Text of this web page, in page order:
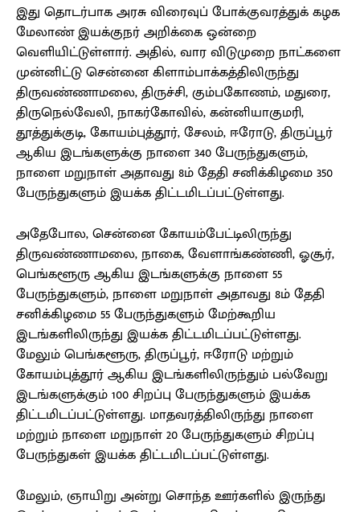
இது தொடர்பாக அரசு விரைவுப் போக்குவரத்துக் கழக
மேலாண் இயக்குநர் அறிக்கை ஒன்றை
வெளியிட்டுள்ளார். அதில், வார விடுமுறை நாட்களை
முன்னிட்டு சென்னை கிளாம்பாக்கத்திலிருந்து
திருவண்ணாமலை, திருச்சி, கும்பகோணம், மதுரை,
திருநெல்வேலி, நாகர்கோவில், கன்னியாகுமரி,
தூத்துக்குடி, கோயம்புத்தூர், சேலம், ஈரோடு, திருப்பூர்
ஆகிய இடங்களுக்கு நாளை 340 பேருந்துகளும்,
நாளை மறுநாள் அதாவது 8ம் தேதி சனிக்கிழமை 350
பேருந்துகளும் இயக்க திட்டமிடப்பட்டுள்ளது.
அதேபோல, சென்னை கோயம்பேட்டிலிருந்து
திருவண்ணாமலை, நாகை, வேளாங்கண்ணி, ஓசூர்,
பெங்களூரு ஆகிய இடங்களுக்கு நாளை 55
பேருந்துகளும், நாளை மறுநாள் அதாவது 8ம் தேதி
சனிக்கிழமை 55 பேருந்துகளும் மேற்கூறிய
இடங்களிலிருந்து இயக்க திட்டமிடப்பட்டுள்ளது.
மேலும் பெங்களூரு, திருப்பூர், ஈரோடு மற்றும்
கோயம்புத்தூர் ஆகிய இடங்களிலிருந்தும் பல்வேறு
இடங்களுக்கும் 100 சிறப்பு பேருந்துகளும் இயக்க
திட்டமிடப்பட்டுள்ளது. மாதவரத்திலிருந்து நாளை
மற்றும் நாளை மறுநாள் 20 பேருந்துகளும் சிறப்பு
பேருந்துகள் இயக்க திட்டமிடப்பட்டுள்ளது.
மேலும், ஞாயிறு அன்று சொந்த ஊர்களில் இருந்து